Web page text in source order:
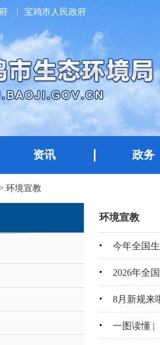
宝鸡市人民政府
资讯 政务
环境宣教
环境宣教
今年全国
2026年全
8月新规来
一图读懂 |